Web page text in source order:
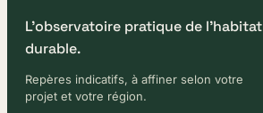
L'observatoire pratique de l'habitat
durable.
Repères indicatifs, à affiner selon votre
projet et votre région.